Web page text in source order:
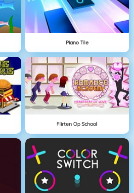
Piano Tile
Flirten Op School